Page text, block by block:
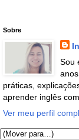
Sobre
Sou
práticas,
aprender inglês
Ver meu perfil